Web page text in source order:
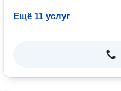
Ещё 11 услуг